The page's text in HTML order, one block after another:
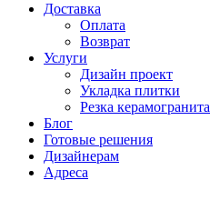
Доставка
Оплата
Возврат
Услуги
Дизайн проект
Укладка плитки
Резка керамогранита
Блог
Готовые решения
Дизайнерам
Адреса